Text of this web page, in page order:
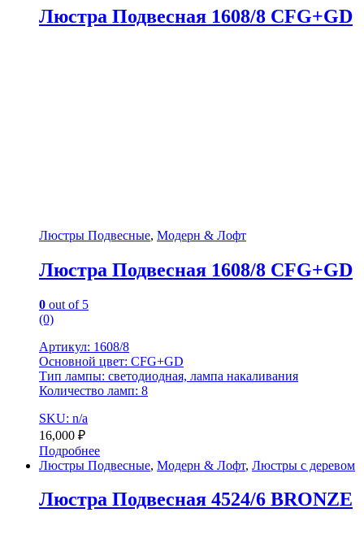
Люстра Подвесная 1608/8 CFG+GD
Люстры Подвесные, Модерн & Лофт
Люстра Подвесная 1608/8 CFG+GD
0 out of 5
(0)
Артикул: 1608/8
Основной цвет: CFG+GD
Тип лампы: светодиодная, лампа накаливания
Количество ламп: 8
SKU: n/a
16,000 ₽
Подробнее
Люстры Подвесные, Модерн & Лофт, Люстры с деревом
Люстра Подвесная 4524/6 BRONZE